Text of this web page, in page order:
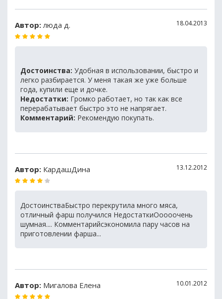
Автор: люда д. 18.04.2013
Достоинства: Удобная в использовании, быстро и
легко разбирается. У меня такая же уже больше
года, купили еще и дочке.
Недостатки: Громко работает, но так как все
перерабатывает быстро это не напрягает.
Комментарий: Рекомендую покупать.
Автор: КардашДина 13.12.2012
ДостоинстваБыстро перекрутила много мяса,
отличный фарш получился НедостаткиОоооочень
шумная.... Комментарийсэкономила пару часов на
приготовлении фарша...
Автор: Мигалова Елена 10.01.2012